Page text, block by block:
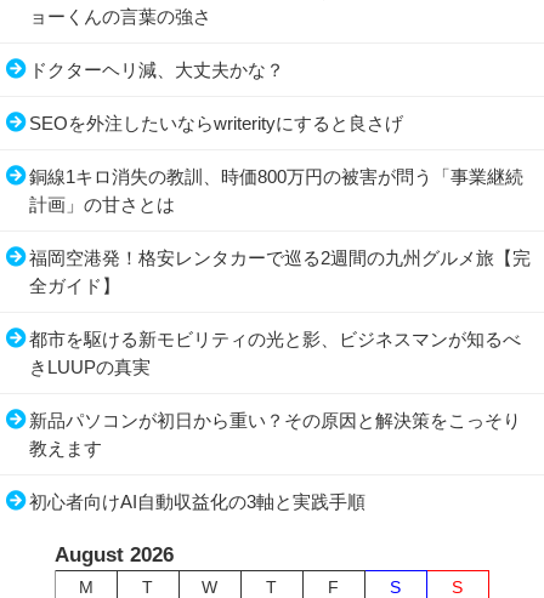
ョーくんの言葉の強さ
ドクターヘリ減、大丈夫かな？
SEOを外注したいならwriterityにすると良さげ
銅線1キロ消失の教訓、時価800万円の被害が問う「事業継続
計画」の甘さとは
福岡空港発！格安レンタカーで巡る2週間の九州グルメ旅【完
全ガイド】
都市を駆ける新モビリティの光と影、ビジネスマンが知るべ
きLUUPの真実
新品パソコンが初日から重い？その原因と解決策をこっそり
教えます
初心者向けAI自動収益化の3軸と実践手順
August 2026
M T W T F S
S